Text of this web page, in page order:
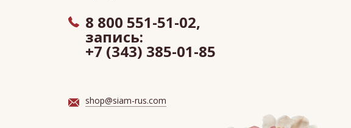
8 800 551-51-02,
запись:
+7 (343) 385-01-85
shop@siam-rus.com